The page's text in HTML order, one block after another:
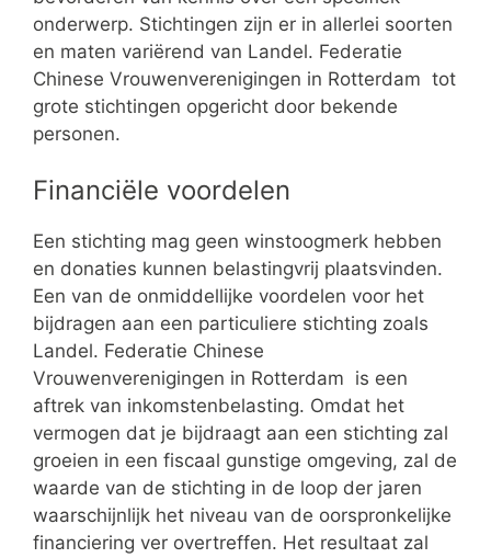
onderwerp. Stichtingen zijn er in allerlei soorten
en maten variërend van Landel. Federatie
Chinese Vrouwenverenigingen in Rotterdam tot
grote stichtingen opgericht door bekende
personen.
Financiële voordelen
Een stichting mag geen winstoogmerk hebben
en donaties kunnen belastingvrij plaatsvinden.
Een van de onmiddellijke voordelen voor het
bijdragen aan een particuliere stichting zoals
Landel. Federatie Chinese
Vrouwenverenigingen in Rotterdam is een
aftrek van inkomstenbelasting. Omdat het
vermogen dat je bijdraagt aan een stichting zal
groeien in een fiscaal gunstige omgeving, zal de
waarde van de stichting in de loop der jaren
waarschijnlijk het niveau van de oorspronkelijke
financiering ver overtreffen. Het resultaat zal